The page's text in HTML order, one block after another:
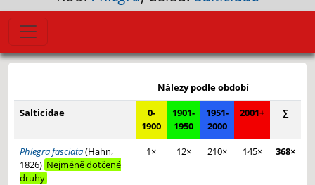
−
Leaflet|© Seznam.cz a.s. a další
Nálezy podle období
Salticidae
0-
1900
1901-
1950
1951-
2000
2001+ ∑
Phlegra fasciata(Hahn,
1826) Nejméně dotčené
druhy
1× 12× 210× 145× 368×